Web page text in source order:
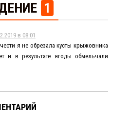
1
в 08:01
я не обрезала кусты крыжовника
и в результате ягоды обмельчали